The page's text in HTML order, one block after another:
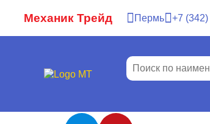
Механик Трейд Пермь 7 342